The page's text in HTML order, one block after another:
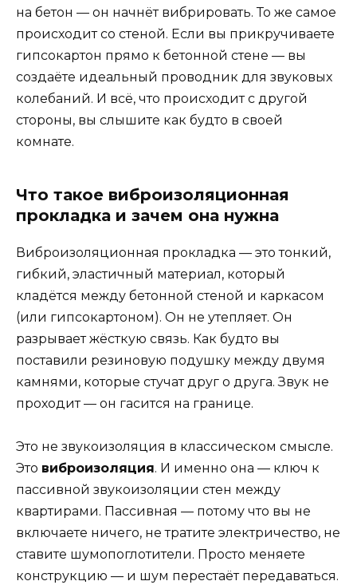
на бетон — он начнёт вибрировать. То же самое
происходит со стеной. Если вы прикручиваете
гипсокартон прямо к бетонной стене — вы
создаёте идеальный проводник для звуковых
колебаний. И всё, что происходит с другой
стороны, вы слышите как будто в своей
комнате.
Что такое виброизоляционная
прокладка и зачем она нужна
Виброизоляционная прокладка — это тонкий,
гибкий, эластичный материал, который
кладётся между бетонной стеной и каркасом
(или гипсокартоном). Он не утепляет. Он
разрывает жёсткую связь. Как будто вы
поставили резиновую подушку между двумя
камнями, которые стучат друг о друга. Звук не
проходит — он гасится на границе.
Это не звукоизоляция в классическом смысле.
Это виброизоляция. И именно она — ключ к
пассивной звукоизоляции стен между
квартирами. Пассивная — потому что вы не
включаете ничего, не тратите электричество, не
ставите шумопоглотители. Просто меняете
конструкцию — и шум перестаёт передаваться.